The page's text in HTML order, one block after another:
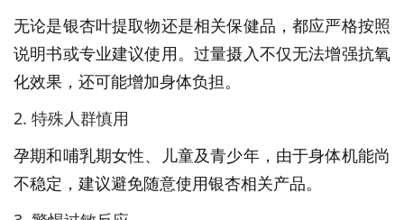
无论是银杏叶提取物还是相关保健品，都应严格按照
说明书或专业建议使用。过量摄入不仅无法增强抗氧
化效果，还可能增加身体负担。
2. 特殊人群慎用
孕期和哺乳期女性、儿童及青少年，由于身体机能尚
不稳定，建议避免随意使用银杏相关产品。